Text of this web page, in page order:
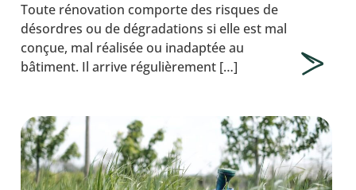
Toute rénovation comporte des risques de
désordres ou de dégradations si elle est mal
conçue, mal réalisée ou inadaptée au
bâtiment. Il arrive régulièrement […]